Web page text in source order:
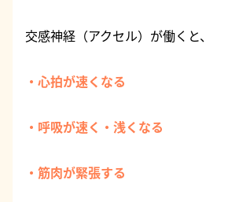
交感神経（アクセル）が働くと、
・心拍が速くなる
・呼吸が速く・浅くなる
・筋肉が緊張する